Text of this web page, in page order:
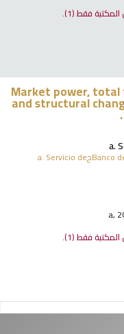
المكتبة فقط(1).
Market power,
and structural
Documento de Estudios (Banco de Espaجa. Servicio de
المكتبة فقط(1).